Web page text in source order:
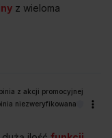
z wieloma
niezweryfikowana